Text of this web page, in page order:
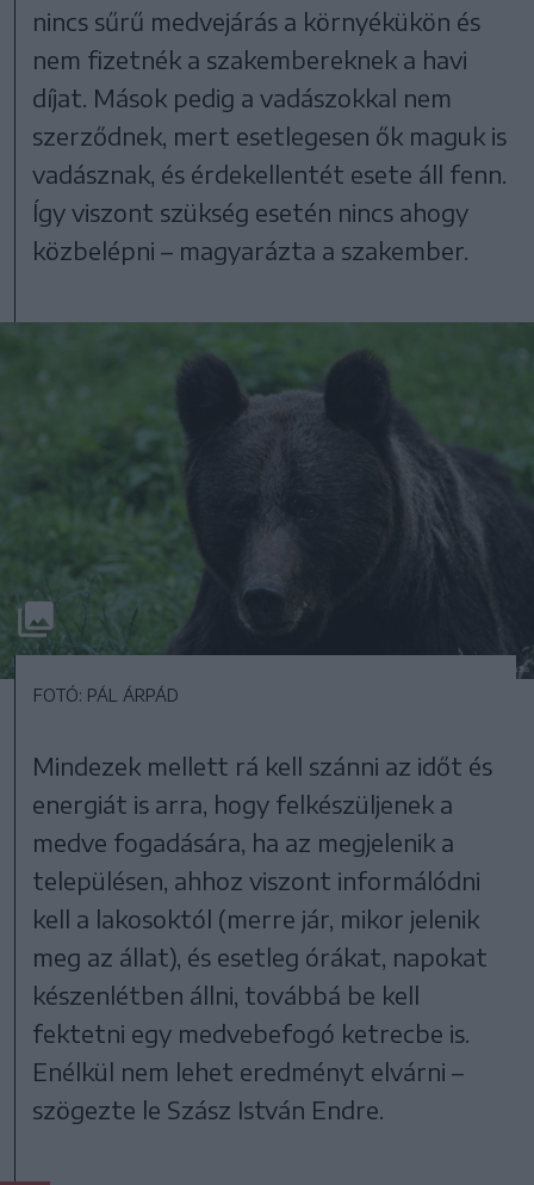
nincs sűrű medvejárás a környékükön és
nem fizetnék a szakembereknek a havi
díjat. Mások pedig a vadászokkal nem
szerződnek, mert esetlegesen ők maguk is
vadásznak, és érdekellentét esete áll fenn.
Így viszont szükség esetén nincs ahogy
közbelépni – magyarázta a szakember.
FOTÓ: PÁL ÁRPÁD
Mindezek mellett rá kell szánni az időt és
energiát is arra, hogy felkészüljenek a
medve fogadására, ha az megjelenik a
településen, ahhoz viszont informálódni
kell a lakosoktól (merre jár, mikor jelenik
meg az állat), és esetleg órákat, napokat
készenlétben állni, továbbá be kell
fektetni egy medvebefogó ketrecbe is.
Enélkül nem lehet eredményt elvárni –
szögezte le Szász István Endre.